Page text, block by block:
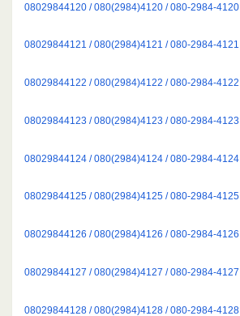
08029844120 / 080(2984)4120 / 080-2984-4120
08029844121 / 080(2984)4121 / 080-2984-4121
08029844122 / 080(2984)4122 / 080-2984-4122
08029844123 / 080(2984)4123 / 080-2984-4123
08029844124 / 080(2984)4124 / 080-2984-4124
08029844125 / 080(2984)4125 / 080-2984-4125
08029844126 / 080(2984)4126 / 080-2984-4126
08029844127 / 080(2984)4127 / 080-2984-4127
08029844128 / 080(2984)4128 / 080-2984-4128